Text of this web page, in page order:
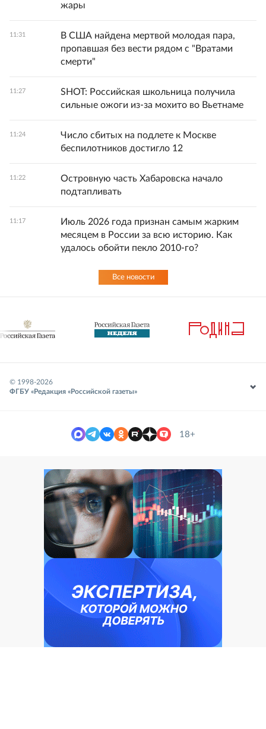
жары
11:31
В США найдена мертвой молодая пара,
пропавшая без вести рядом с "Вратами
смерти"
11:27
SHOT: Российская школьница получила
сильные ожоги из-за мохито во Вьетнаме
11:24
Число сбитых на подлете к Москве
беспилотников достигло 12
11:22
Островную часть Хабаровска начало
подтапливать
11:17
Июль 2026 года признан самым жарким
месяцем в России за всю историю. Как
удалось обойти пекло 2010-го?
Все новости
© 1998-2026
ФГБУ «Редакция «Российской газеты»
18+